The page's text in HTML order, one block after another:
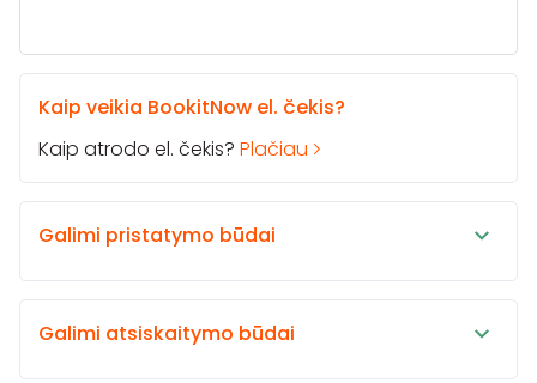
Kaip veikia BookitNow el. čekis?
Kaip atrodo el. čekis? Plačiau
Galimi pristatymo būdai
Galimi atsiskaitymo būdai